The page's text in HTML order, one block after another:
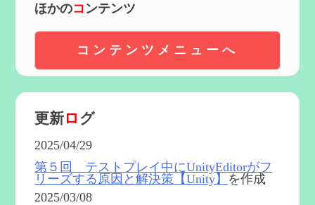
ほかのコ ンテンツ
コンテンツメニューへ
更新ロ グ
2025/04/29
第５回 テストプレイ中にUnityEditorがフ
リーズする原因と解決策【Unity】 を作成
2025/03/08